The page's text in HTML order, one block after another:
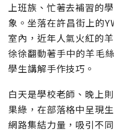
上班族、忙著去補習的
象。坐落在許昌街上的
室內，近年人氣火紅的
徐徐翻動著手中的羊毛
學生講解手作技巧。
白天是學校老師、晚上
果綠，在部落格中呈現
網路集結力量，吸引不